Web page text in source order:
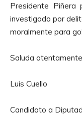
Presidente Piñera
investigado por
moralmente para
Saluda
Luis Cuello
Candidato a